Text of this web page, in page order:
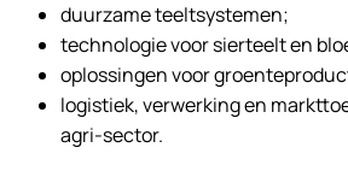
duurzame teeltsystemen;
technologie voor sierteelt en
oplossingen voor
logistiek, verwerking en
agri-sector.